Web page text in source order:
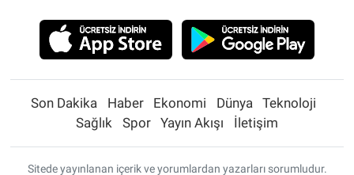
Son Dakika Haber Ekonomi Dünya
Teknoloji
Sağlık
Spor Yayın Akışı İletişim
Sitede yayınlanan içerik ve yorumlardan yazarları sorumludur.